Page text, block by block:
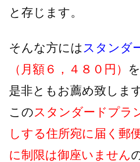
と存じます。
そんな方には スタンダ
（月額６，４８０円） を
是非ともお薦め致しま
この スタンダードプラ
しする住所宛に届く郵
に制限は御座いません